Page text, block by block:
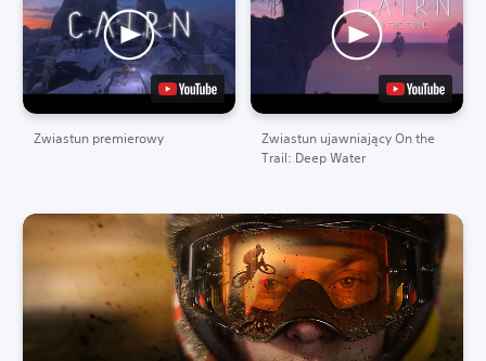
Zwiastun premierowy
Zwiastun ujawniający On the
Trail: Deep Water